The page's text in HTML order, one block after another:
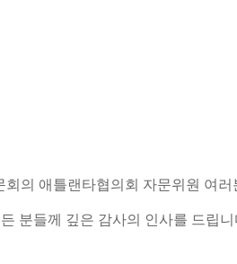
의 애틀랜타협의회 자문위원 여러
분들께 깊은 감사의 인사를 드립